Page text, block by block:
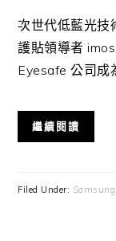
次世代低藍光技
護貼領導者
Eyesafe 公司成
繼續閱讀
Filed Under: Samsung